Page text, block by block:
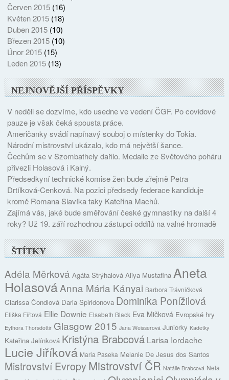
Červen 2015(16)
Květen 2015(18)
Duben 2015(10)
Březen 2015(10)
Únor 2015(15)
Leden 2015(13)
NEJNOVĚJŠÍ PŘÍSPĚVKY
V neděli se dozvíme, kdo usedne ve vedení ČGF. Po covidové
pauze je však čeká spousta práce.
Američanky svádí napínavý souboj o místenky do Tokia.
Národní mistrovství ukázalo, kdo má největší šance.
Čechům se v Szombathely dařilo. Medaile ze Světového poháru
přivezli Holasová i Kalný.
Předsedkyní technické komise žen bude zřejmě Petra
Drtílková-Cenková. Na pozici předsedy federace kandiduje
kromě Romana Slavíka taky Kateřina Machů.
Zajímá vás, jaké bude směřování české gymnastiky na další 4
roky? Už 19. září rozhodnou zástupci oddílů na valné hromadě
ŠTÍTKY
Adéla Měrková Agáta Strýhalová Aliya Mustafina Aneta
HolasováAnna Mária Kányai Barbora Trávničková
Clarissa Čondlová Daria Spiridonova Dominika Ponížilová
Eliška Fiřtová Ellie Downie Elsabeth Black Eva Mičková Evropské hry
Eythora Thorsdottir Glasgow 2015 Jana Weisserová Juniorky Kadetky
Kateřina Jelínková Kristýna Brabcová Larisa Iordache
Lucie Jiříková Maria Paseka Melanie De Jesus dos Santos
Mistrovství Evropy Mistrovství ČR Natálie Brabcová Nela